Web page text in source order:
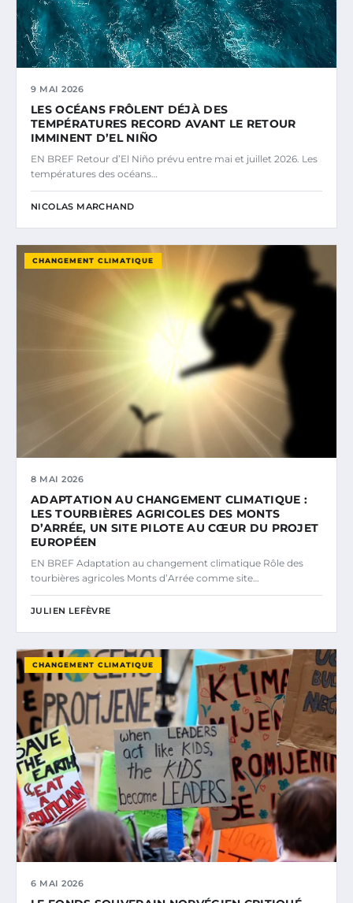
9 MAI 2026
LES OCÉANS FRÔLENT DÉJÀ DES
TEMPÉRATURES RECORD AVANT LE RETOUR
IMMINENT D’EL NIÑO
EN BREF Retour d’El Niño prévu entre mai et juillet 2026. Les
températures des océans…
NICOLAS MARCHAND
CHANGEMENT CLIMATIQUE
8 MAI 2026
ADAPTATION AU CHANGEMENT CLIMATIQUE :
LES TOURBIÈRES AGRICOLES DES MONTS
D’ARRÉE, UN SITE PILOTE AU CŒUR DU PROJET
EUROPÉEN
EN BREF Adaptation au changement climatique Rôle des
tourbières agricoles Monts d’Arrée comme site…
JULIEN LEFÈVRE
CHANGEMENT CLIMATIQUE
6 MAI 2026